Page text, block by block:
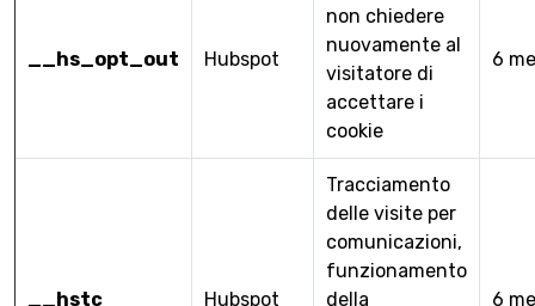
__hs_opt_out Hubspot
non chiedere
nuovamente al
visitatore di
accettare i
cookie
6
__hstc Hubspot
Tracciamento
delle visite per
comunicazioni,
funzionamento
della
6